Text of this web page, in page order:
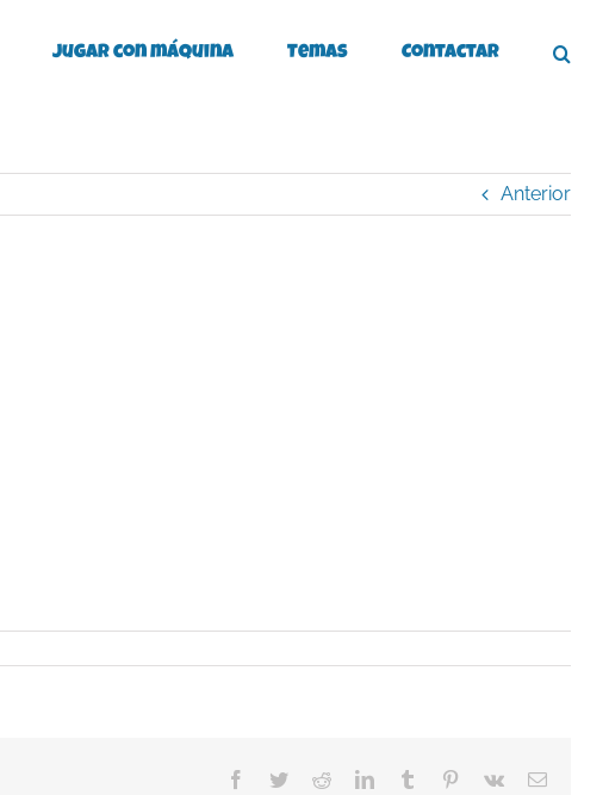
Jugar con máquina Temas Contactar
Anterior
Facebook
TwitterRedditLinkedInTumblr Pinterest
Vk
Correo